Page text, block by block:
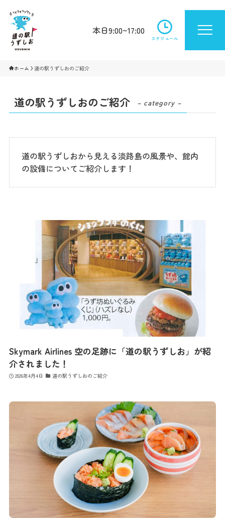
本日9:00~17:00
スケジュール
ホーム 道の駅うずしおのご紹介
道の駅うずしおのご紹介 – category –
道の駅うずしおから見える淡路島の風景や、館内
の設備についてご紹介します！
Skymark Airlines 空の足跡に「道の駅うずしお」が紹
介されました！
2026年4月4日 道の駅うずしおのご紹介